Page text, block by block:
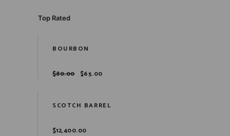
Top Rated
BOURBON
$80.00 $65.00
SCOTCH BARREL
$12,400.00